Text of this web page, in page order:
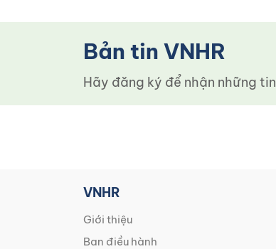
Bản tin VNHR
Hãy đăng ký để nhận những
VNHR
Giới thiệu
Ban điều hành